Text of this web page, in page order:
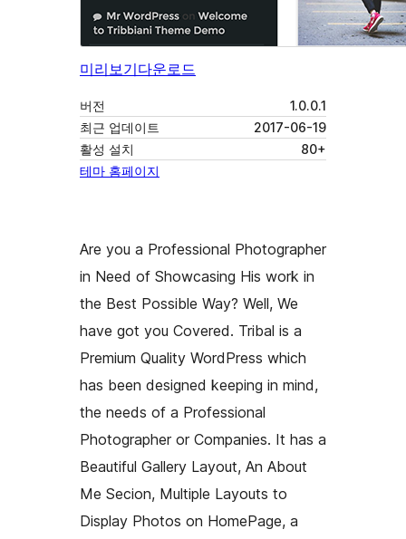
미리보기다운로드
버전
1.0.0.1
최근 업데이트
2017-06-19
활성 설치
80+
테마 홈페이지
Are you a Professional Photographer
in Need of Showcasing His work in
the Best Possible Way? Well, We
have got you Covered. Tribal is a
Premium Quality WordPress which
has been designed keeping in mind,
the needs of a Professional
Photographer or Companies. It has a
Beautiful Gallery Layout, An About
Me Secion, Multiple Layouts to
Display Photos on HomePage, a